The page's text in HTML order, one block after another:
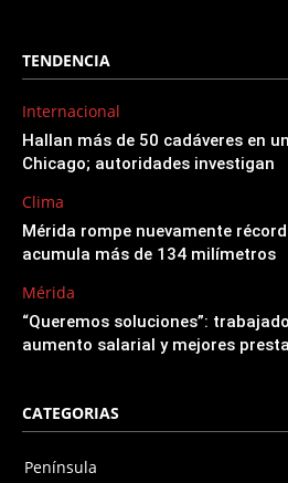
TENDENCIA
Internacional
Hallan más de 50 cadáveres en
Chicago; autoridades investigan
Clima
Mérida rompe nuevamente
acumula más de 134 milímetros
Mérida
“Queremos soluciones”:
aumento salarial y mejores
CATEGORIAS
Península